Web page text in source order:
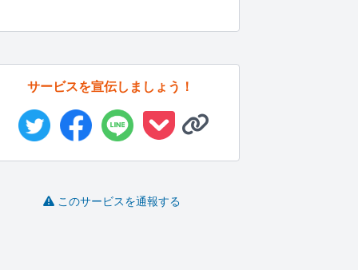
サービスを宣伝しましょう！
このサービスを通報する